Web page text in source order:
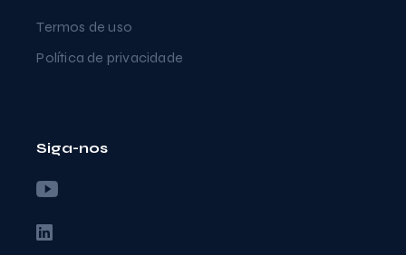
Termos de uso
Política de privacidade
Siga-nos